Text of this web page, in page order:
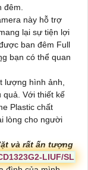
này hỗ trợ
lại sự tiện lợi
ban đêm Full
bạn có thể quan
lượng hình ảnh,
quả. Với thiết kế
Plastic chất
lòng cho người
và rất ấn tượng
LIUF/SL